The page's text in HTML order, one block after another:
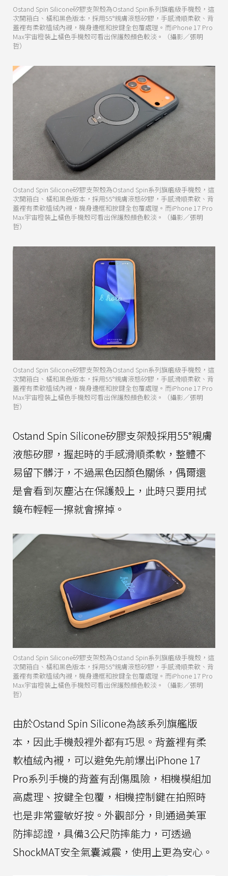
Ostand Spin Silicone矽膠支架殼為Ostand Spin系列旗艦級手機殼，這
次開箱白、橘和黑色版本，採用55°親膚液態矽膠，手感滑順柔軟、背
蓋裡有柔軟植絨內襯，機身邊框和按鍵全包覆處理。而iPhone 17 Pro
Max宇宙橙裝上橘色手機殼可看出保護殼顏色較淡。（攝影／張明
哲）
Ostand Spin Silicone矽膠支架殼為Ostand Spin系列旗艦級手機殼，這
次開箱白、橘和黑色版本，採用55°親膚液態矽膠，手感滑順柔軟、背
蓋裡有柔軟植絨內襯，機身邊框和按鍵全包覆處理。而iPhone 17 Pro
Max宇宙橙裝上橘色手機殼可看出保護殼顏色較淡。（攝影／張明
哲）
Ostand Spin Silicone矽膠支架殼為Ostand Spin系列旗艦級手機殼，這
次開箱白、橘和黑色版本，採用55°親膚液態矽膠，手感滑順柔軟、背
蓋裡有柔軟植絨內襯，機身邊框和按鍵全包覆處理。而iPhone 17 Pro
Max宇宙橙裝上橘色手機殼可看出保護殼顏色較淡。（攝影／張明
哲）
Ostand Spin Silicone矽膠支架殼採用55°親膚
液態矽膠，握起時的手感滑順柔軟，整體不
易留下髒汙，不過黑色因顏色關係，偶爾還
是會看到灰塵沾在保護殼上，此時只要用拭
鏡布輕輕一擦就會擦掉。
Ostand Spin Silicone矽膠支架殼為Ostand Spin系列旗艦級手機殼，這
次開箱白、橘和黑色版本，採用55°親膚液態矽膠，手感滑順柔軟、背
蓋裡有柔軟植絨內襯，機身邊框和按鍵全包覆處理。而iPhone 17 Pro
Max宇宙橙裝上橘色手機殼可看出保護殼顏色較淡。（攝影／張明
哲）
由於Ostand Spin Silicone為該系列旗艦版
本，因此手機殼裡外都有巧思。背蓋裡有柔
軟植絨內襯，可以避免先前爆出iPhone 17
Pro系列手機的背蓋有刮傷風險，相機模組加
高處理、按鍵全包覆，相機控制鍵在拍照時
也是非常靈敏好按。外觀部分，則通過美軍
防摔認證，具備3公尺防摔能力，可透過
ShockMAT安全氣囊減震，使用上更為安心。